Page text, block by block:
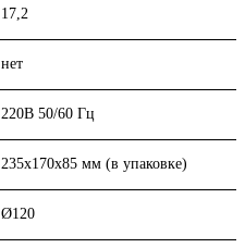
17,2
нет
220В 50/60 Гц
235х170х85 мм (в упаковке)
Ø120